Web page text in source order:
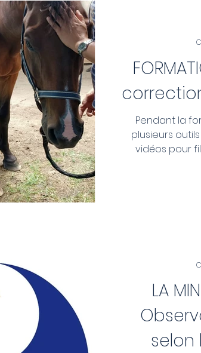
Pendant la
plusieurs
vidéos pour
LA
selon